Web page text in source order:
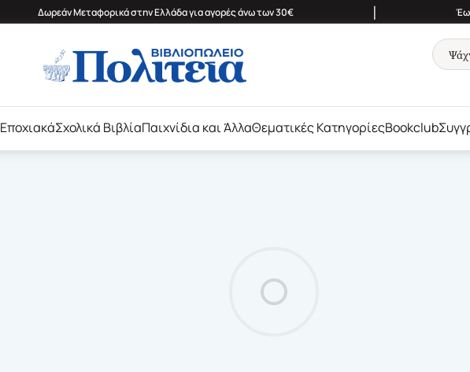
Δωρεάν Μεταφορικά στην Ελλάδα για αγορές άνω των 30€ |
ΕποχιακάΣχολικά ΒιβλίαΠαιχνίδια και ΆλλαΘεματικές ΚατηγορίεςBookclub